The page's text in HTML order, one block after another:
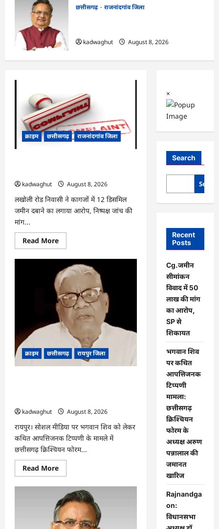
छत्तीसगढ़
राजनांदगांव जिला
kadwaghut
August 8, 2026
क्राइम छत्तीसगढ़ राजनांदगांव जिला
kadwaghut
August 8, 2026
लखोली रोड निवासी ने कागजों में 12 डिसमिल
जमीन दबाने का लगाया आरोप, निष्पक्ष जांच की
मांग...
Read MoreRead
more
Cg.जमीन
सीमांकन
विवाद
में
50
लाख
की
मांग
का
आरोप,
SP
शिकायत
क्राइम छत्तीसगढ़ रायपुर जिला
kadwaghut
August 8, 2026
रायपुर। सोशल मीडिया पर भगवान शिव को लेकर
कथित आपत्तिजनक टिप्पणी के मामले में
छत्तीसगढ़ क्रिश्चियन फोरम...
Read MoreRead
more
भगवान
शिव
पर
कथित
आपत्तिजनक
टिप्पणी
×
Search
Recent
Posts
Cg.जमीन
सीमांकन
विवाद में 50
लाख की मांग
का आरोप,
SP से
शिकायत
भगवान शिव
पर कथित
आपत्तिजनक
टिप्पणी
मामला:
छत्तीसगढ़
क्रिश्चियन
फोरम के
अध्यक्ष अरुण
पन्नालाल की
जमानत
खारिज
Rajnandga
on:
विधानसभा